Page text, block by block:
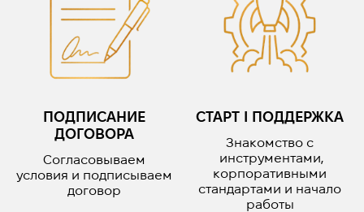
ПОДПИСАНИЕ
ДОГОВОРА
Согласовываем
условия и подписываем
договор
СТАРТ І ПОДДЕРЖКА
Знакомство с
инструментами,
корпоративными
стандартами и начало
работы